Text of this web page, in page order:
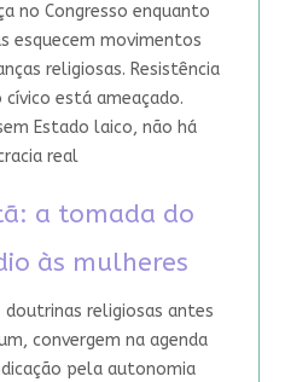
no Congresso enquanto
esquecem movimentos
religiosas. Resistência
cívico está ameaçado.
Estado laico, não há
real
a tomada do
às mulheres
doutrinas religiosas antes
convergem na agenda
pela autonomia